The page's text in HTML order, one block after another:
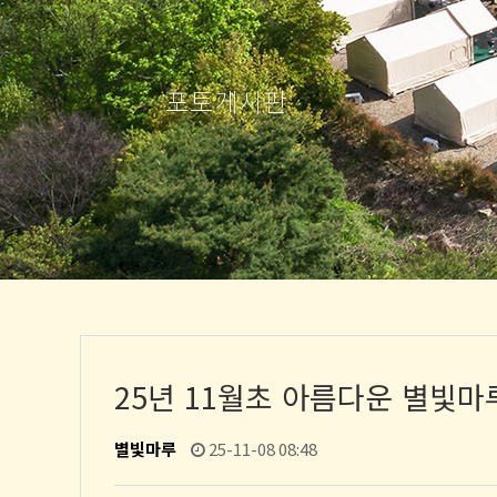
포토게시판
25년 11월초 아름다운 별빛마
별빛마루 25-11-08 08:48